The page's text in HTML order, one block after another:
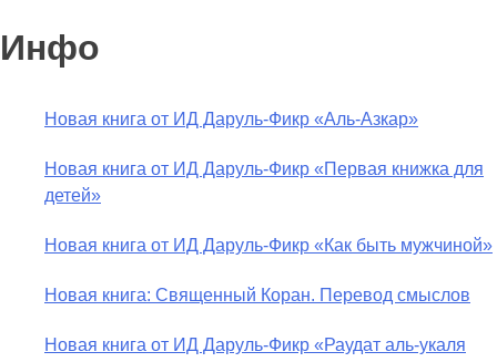
Инфо
Новая книга от ИД Даруль-Фикр «Аль-Азкар»
Новая книга от ИД Даруль-Фикр «Первая книжка для
детей»
Новая книга от ИД Даруль-Фикр «Как быть мужчиной»
Новая книга: Священный Коран. Перевод смыслов
Новая книга от ИД Даруль-Фикр «Раудат аль-укаля